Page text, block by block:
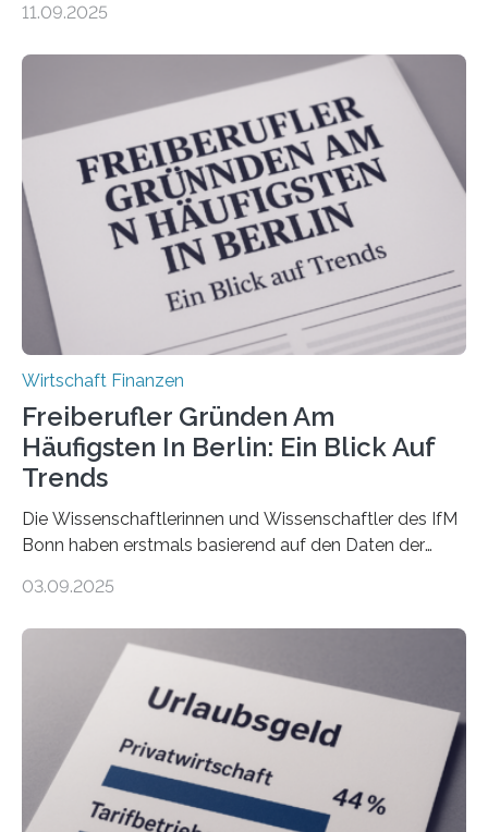
Dr. Matthias Beenken und Prof. Dr. Lukas Linnenbrink
Bundesverbands Deutscher Versicherungskaufleute e.V.
durchgeführt haben. Die Studie basiert auf den
Antworten von 1.440 selbstständigen
Versicherungsvertreter*innen und -makler*innen. Ein
Ergebnis: Deutlich mehr als die Hälfte der Befragten ist
über 50 Jahre alt und wird in den nächsten Jahren eine
Nachfolgeregelung benötigen. Aber nur ein Drittel hat
bereits Regelungen…
11.09.2025
Wirtschaft Finanzen
Freiberufler Gründen Am
Häufigsten In Berlin: Ein Blick Auf
Trends
Die Wissenschaftlerinnen und Wissenschaftler des IfM
Bonn haben erstmals basierend auf den Daten der
Landkreise mit den meisten Gründungen von
ist demnach Berlin. Betrachtet man nur die Gründungen
der Freiberuflerinnen, so liegt Leipzig an der Spitze. In
Berlin starteten in 2024 die meisten Personen in eine
eigene freiberufliche Existenz, dahinter folgten die
Städte Hamburg, München und Köln. Betrachtet man
hingegen die Existenzgründungsintensität – die Anzahl
der freiberuflichen Gründungen je…
03.09.2025